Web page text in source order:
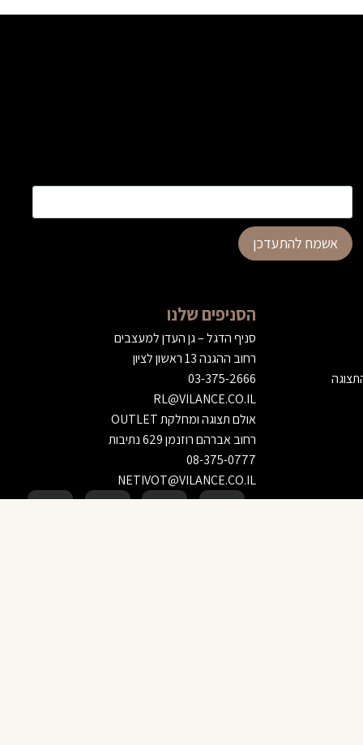
אשמח להתעדכן
הסניפים שלנו
סניף הדגל – גן העדן למעצבים
רחוב ההגנה 13 ראשון לציון
03-375-2666
RL@VILANCE.CO.IL
אולם תצוגה ומחלקת OUTLET
רחוב אברהם רוזנמן 629 נתיבות
08-375-0777
NETIVOT@VILANCE.CO.IL